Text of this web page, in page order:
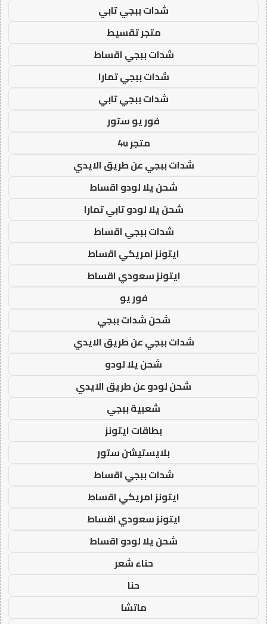
شدات ببجي تابي
متجر تقسيط
شدات ببجي اقساط
شدات ببجي تمارا
شدات ببجي تابي
فور يو ستور
متجر 4u
شدات ببجي عن طريق الايدي
شحن يلا لودو اقساط
شحن يلا لودو تابي تمارا
شدات ببجي اقساط
ايتونز امريكي اقساط
ايتونز سعودي اقساط
فور يو
شحن شدات ببجي
شدات ببجي عن طريق الايدي
شحن يلا لودو
شحن لودو عن طريق الايدي
شعبية ببجي
بطاقات ايتونز
بلايستيشن ستور
شدات ببجي اقساط
ايتونز امريكي اقساط
ايتونز سعودي اقساط
شحن يلا لودو اقساط
حناء شعر
حنا
ماتشا